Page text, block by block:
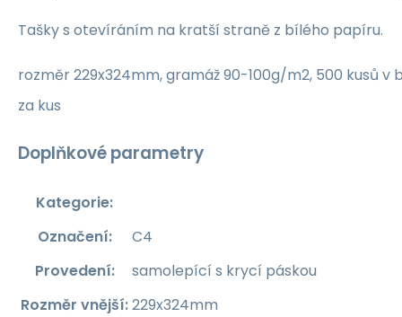
Tašky s otevíráním na kratší straně z bílého papíru.
rozměr 229x324mm, gramáž 90-100g/m2, 500 kusů v
za kus
Doplňkové parametry
Kategorie:
Označení:
C4
Provedení:
samolepící s krycí páskou
Rozměr vnější:229x324mm